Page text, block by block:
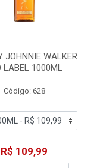
JOHNNIE WALKER
LABEL 1000ML
Código: 628
R$ 109,99